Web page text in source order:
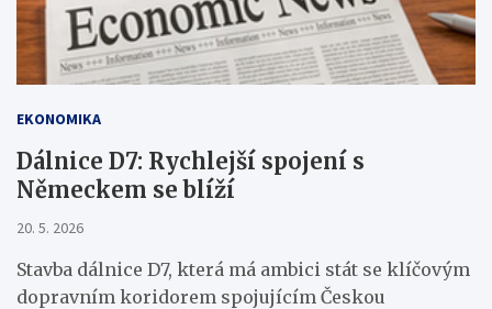
EKONOMIKA
Dálnice D7: Rychlejší spojení s
Německem se blíží
20. 5. 2026
Stavba dálnice D7, která má ambici stát se klíčovým
dopravním koridorem spojujícím Českou